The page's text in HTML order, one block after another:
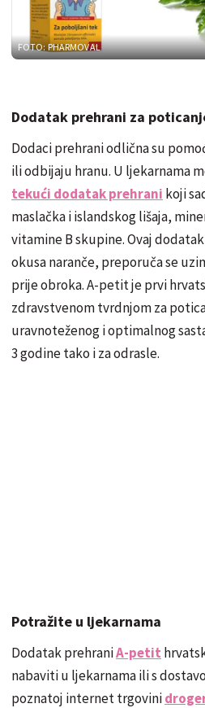
FOTO: PHARMOVAL
Dodatak prehrani za
Dodaci prehrani odlična su
ili odbijaju hranu. U ljekarnama
tekući dodatak prehrani koji
maslačka i islandskog lišaja,
vitamine B skupine. Ovaj
okusa naranče, preporuča se
prije obroka. A-petit je prvi
zdravstvenom tvrdnjom za
uravnoteženog i optimalnog
3 godine tako i za odrasle.
Potražite u ljekarnama
Dodatak prehraniA-petit
nabaviti u ljekarnama ili s
poznatoj internet trgovini